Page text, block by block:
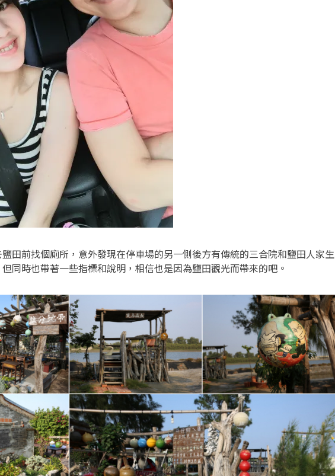
田前找個廁所，意外發現在停車場的另一側後方有傳統的三合院和鹽田人家生
同時也帶著一些指標和說明，相信也是因為鹽田觀光而帶來的吧。